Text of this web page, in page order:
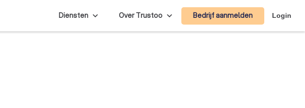
Diensten Over Trustoo Bedrijf aanmelden Login